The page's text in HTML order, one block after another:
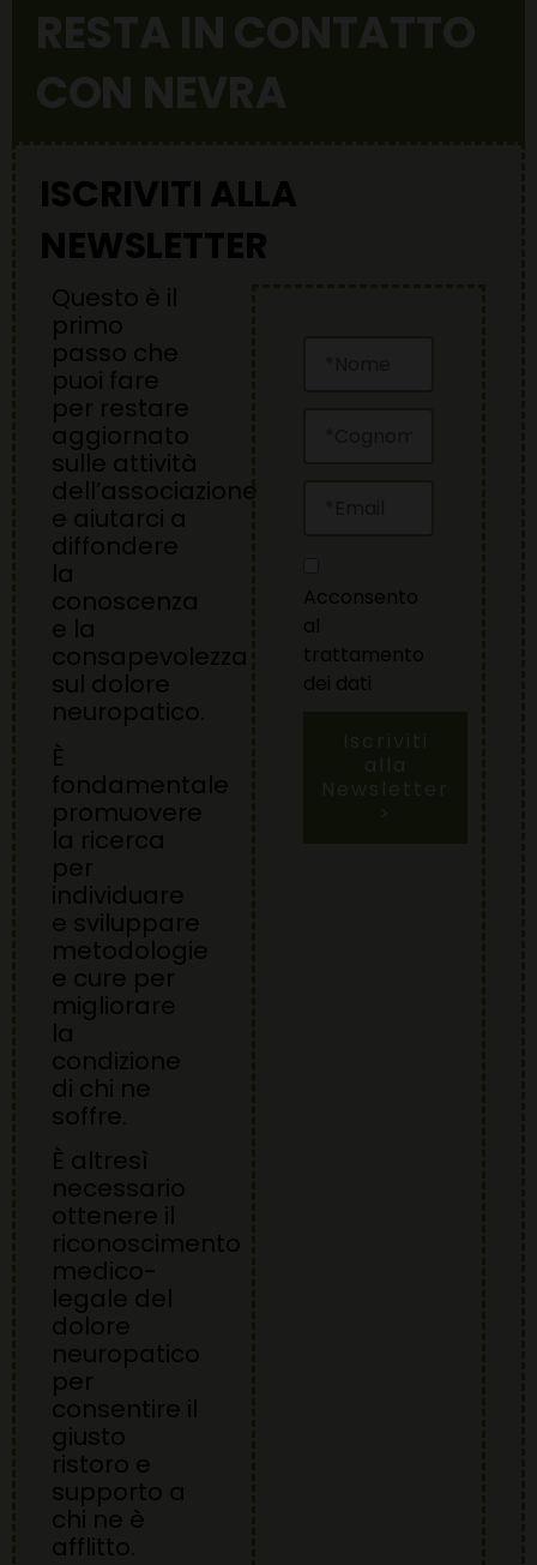
RESTA IN CONTATTO
CON NEVRA
ISCRIVITI ALLA
NEWSLETTER
Questo è il
primo
passo che
puoi fare
per restare
aggiornato
sulle attività
dell’associazione
e aiutarci a
diffondere
la
conoscenza
e la
consapevolezza
sul dolore
neuropatico.
È
fondamentale
promuovere
la ricerca
per
individuare
e sviluppare
metodologie
e cure per
migliorare
la
condizione
di chi ne
soffre.
È altresì
necessario
ottenere il
riconoscimento
medico-
legale del
dolore
neuropatico
per
consentire il
giusto
ristoro e
supporto a
chi ne è
afflitto.
Acconsento
al
trattamento
dei dati
Iscriviti
alla
Newsletter